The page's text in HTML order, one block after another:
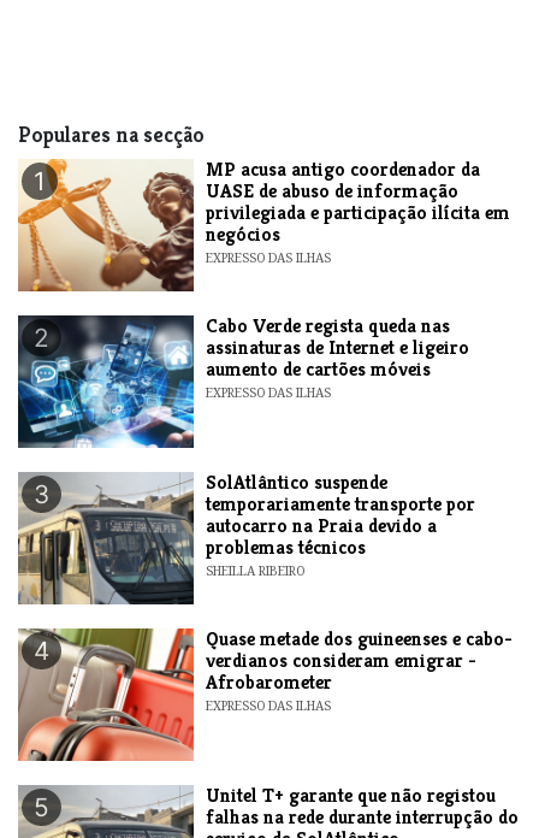
Populares na secção
1
MP acusa antigo coordenador da
UASE de abuso de informação
privilegiada e participação ilícita em
negócios
EXPRESSO DAS ILHAS
2
Cabo Verde regista queda nas
assinaturas de Internet e ligeiro
aumento de cartões móveis
EXPRESSO DAS ILHAS
3
SolAtlântico suspende
temporariamente transporte por
autocarro na Praia devido a
problemas técnicos
SHEILLA RIBEIRO
4
Quase metade dos guineenses e cabo-
verdianos consideram emigrar -
Afrobarometer
EXPRESSO DAS ILHAS
5
Unitel T+ garante que não registou
falhas na rede durante interrupção do